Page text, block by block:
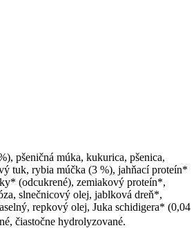
pšeničná múka, kukurica, pšenica,
tuk, rybia múčka (3 %), jahňací proteín*
(odcukrené), zemiakový proteín*,
slnečnicový olej, jablková dreň*,
repkový olej, Juka schidigera* (0,04
čiastočne hydrolyzované.